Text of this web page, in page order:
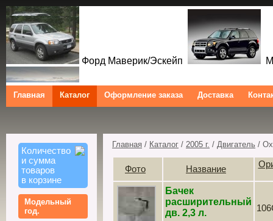
Форд Маверик/Эскейп
Ford Maverick/Escape
Tribute Ford Kuga/Escape
Главная Каталог Оформление заказа Доставка
Количество
и сумма
товаров
в корзине
Модельный
год.
Главная / Каталог / 2005 г. / Двигатель /
Фото Название
Бачек
расширительный
дв. 2,3 л.